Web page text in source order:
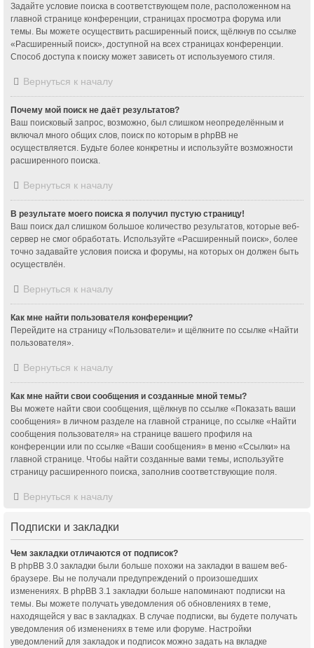
Задайте условие поиска в соответствующем поле, расположенном на
главной странице конференции, страницах просмотра форума или
темы. Вы можете осуществить расширенный поиск, щёлкнув по ссылке
«Расширенный поиск», доступной на всех страницах конференции.
Способ доступа к поиску может зависеть от используемого стиля.
Вернуться к началу
Почему мой поиск не даёт результатов?
Ваш поисковый запрос, возможно, был слишком неопределённым и
включал много общих слов, поиск по которым в phpBB не
осуществляется. Будьте более конкретны и используйте возможности
расширенного поиска.
Вернуться к началу
В результате моего поиска я получил пустую страницу!
Ваш поиск дал слишком большое количество результатов, которые веб-
сервер не смог обработать. Используйте «Расширенный поиск», более
точно задавайте условия поиска и форумы, на которых он должен быть
осуществлён.
Вернуться к началу
Как мне найти пользователя конференции?
Перейдите на страницу «Пользователи» и щёлкните по ссылке «Найти
пользователя».
Вернуться к началу
Как мне найти свои сообщения и созданные мной темы?
Вы можете найти свои сообщения, щёлкнув по ссылке «Показать ваши
сообщения» в личном разделе на главной странице, по ссылке «Найти
сообщения пользователя» на странице вашего профиля на
конференции или по ссылке «Ваши сообщения» в меню «Ссылки» на
главной странице. Чтобы найти созданные вами темы, используйте
страницу расширенного поиска, заполнив соответствующие поля.
Вернуться к началу
Подписки и закладки
Чем закладки отличаются от подписок?
В phpBB 3.0 закладки были больше похожи на закладки в вашем веб-
браузере. Вы не получали предупреждений о произошедших
изменениях. В phpBB 3.1 закладки больше напоминают подписки на
темы. Вы можете получать уведомления об обновлениях в теме,
находящейся у вас в закладках. В случае подписки, вы будете получать
уведомления об изменениях в теме или форуме. Настройки
уведомлений для закладок и подписок можно задать на вкладке